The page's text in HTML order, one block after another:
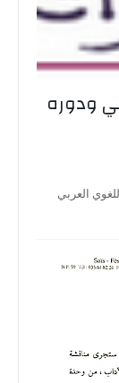
ودوره
التراث اللغوي العربي